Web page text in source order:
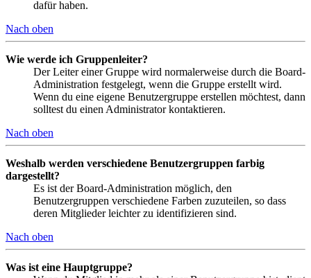
dafür haben.
Nach oben
Wie werde ich Gruppenleiter?
Der Leiter einer Gruppe wird normalerweise durch die Board-
Administration festgelegt, wenn die Gruppe erstellt wird.
Wenn du eine eigene Benutzergruppe erstellen möchtest, dann
solltest du einen Administrator kontaktieren.
Nach oben
Weshalb werden verschiedene Benutzergruppen farbig
dargestellt?
Es ist der Board-Administration möglich, den
Benutzergruppen verschiedene Farben zuzuteilen, so dass
deren Mitglieder leichter zu identifizieren sind.
Nach oben
Was ist eine Hauptgruppe?